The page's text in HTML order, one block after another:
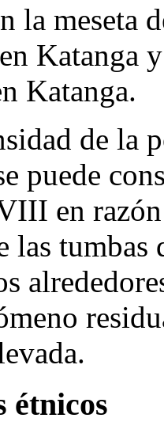
la meseta
Katanga
Katanga.
de la
puede
en
las tumbas
étnicos